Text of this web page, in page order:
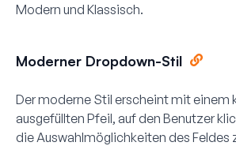
Modern und Klassisch.
Moderner Dropdown-Stil
Der moderne Stil erscheint mit einem
ausgefüllten Pfeil, auf den Benutzer
die Auswahlmöglichkeiten des Feldes